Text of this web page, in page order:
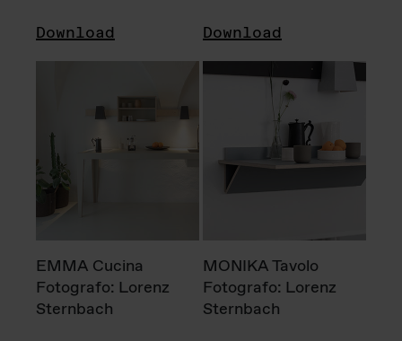
Download Download
EMMA Cucina
Fotografo: Lorenz
Sternbach
MONIKA Tavolo
Fotografo: Lorenz
Sternbach